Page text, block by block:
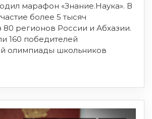
марафон «Знание.Наука». В
более 5 тысяч
80 регионов России и Абхазии.
160 победителей
олимпиады школьников